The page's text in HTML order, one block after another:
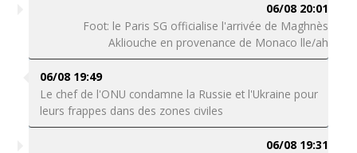
06/08 20:01
Foot: le Paris SG officialise l'arrivée de Maghnès
Akliouche en provenance de Monaco lle/ah
06/08 19:49
Le chef de l'ONU condamne la Russie et l'Ukraine pour
leurs frappes dans des zones civiles
06/08 19:31